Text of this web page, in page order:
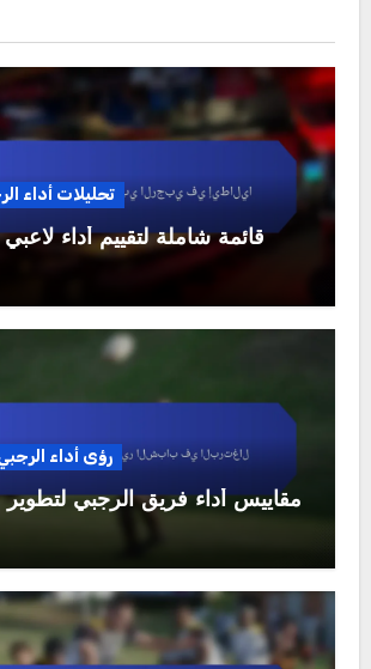
تحليلات أداء
قائمة شاملة لتقييم أداء
رؤى أداء
مقاييس أداء فريق الرجبي